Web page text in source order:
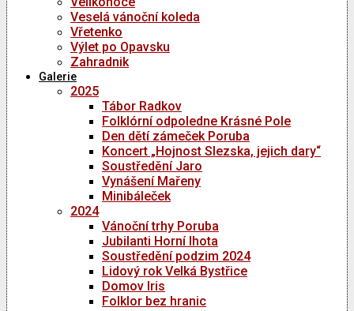
Veselá vánoční koleda
Vřetenko
Výlet po Opavsku
Zahradnik
Galerie
2025
Tábor Radkov
Folklórní odpoledne Krásné Pole
Den dětí zámeček Poruba
Koncert „Hojnost Slezska, jejich dary“
Soustředění Jaro
Vynášení Mařeny
Minibáleček
2024
Vánoční trhy Poruba
Jubilanti Horní lhota
Soustředění podzim 2024
Lidový rok Velká Bystřice
Domov Iris
Folklor bez hranic